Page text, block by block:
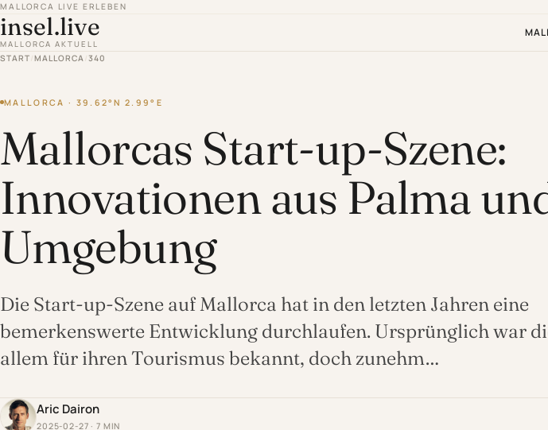
MALLORCA LIVE ERLEBEN
insel.live
MALLORCA AKTUELL
START /MALLORCA /340
MALLORCA · 39.62°N 2.99°E
Mallorcas Start-up-Szene:
Innovationen aus Palma
Umgebung
Die Start-up-Szene auf Mallorca hat in den letzten Jahren eine
bemerkenswerte Entwicklung durchlaufen. Ursprünglich war
allem für ihren Tourismus bekannt, doch zunehm…
Aric Dairon
2025-02-27 · 7 MIN